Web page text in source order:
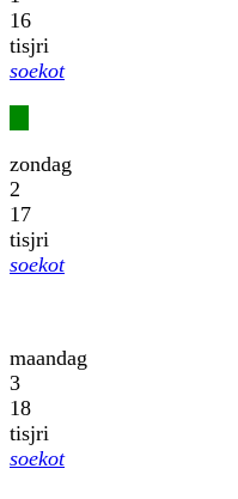
16
tisjri
soekot
zondag
2
17
tisjri
soekot
maandag
3
18
tisjri
soekot